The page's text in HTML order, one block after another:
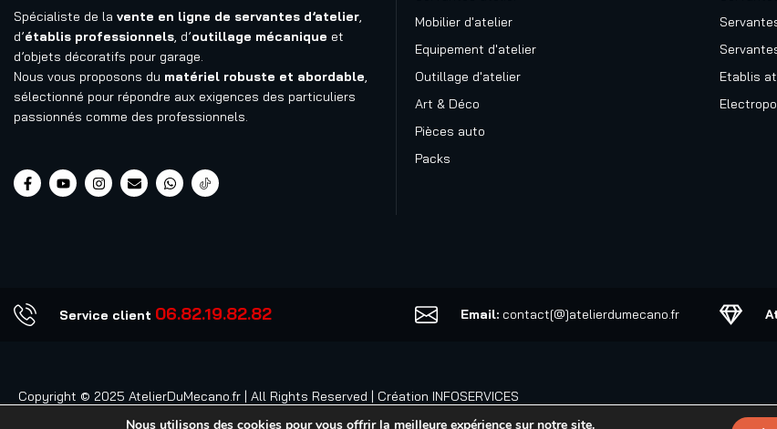
Spécialiste de la vente en ligne de servantes d’atelier,
d’établis professionnels, d’outillage mécanique et
d’objets décoratifs pour garage.
Nous vous proposons du matériel robuste et abordable,
sélectionné pour répondre aux exigences des particuliers
passionnés comme des professionnels.
Mobilier d'atelier
Equipement d'atelier
Outillage d'atelier
Art & Déco
Pièces auto
Packs
Etablis
Service client 06.82.19.82.82 Email: contact[@]atelierdumecano.fr
Copyright © 2025 AtelierDuMecano.fr | All Rights Reserved | Création INFOSERVICES
Nous utilisons des cookies pour vous offrir la meilleure expérience sur notre site.